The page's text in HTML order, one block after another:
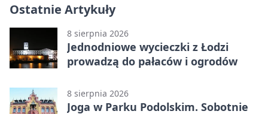
Ostatnie Artykuły
8 sierpnia 2026
Jednodniowe wycieczki z Łodzi
prowadzą do pałaców i ogrodów
8 sierpnia 2026
Joga w Parku Podolskim. Sobotnie